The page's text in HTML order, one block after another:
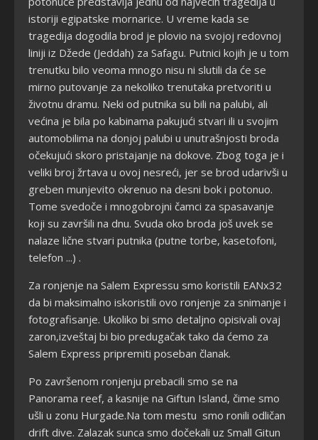
istoriji egipatske mornarice. U vreme kada se
tragedija dogodila brod je plovio na svojoj redovnoj
liniji iz Džede (Jeddah) za Safagu. Putnici kojih je u tom
trenutku bilo veoma mnogo nisu ni slutili da će se
mirno putovanje za nekoliko trenutaka pretvoriti u
životnu dramu. Neki od putnika su bili na palubi, ali
većina je bila po kabinama pakujući stvari ili u svojim
automobilima na donjoj palubi u unutrašnjosti broda
očekujući skoro pristajanje na dokove. Zbog toga je i
veliki broj žrtava u ovoj nesreći, jer se brod udarivši u
greben munjevito okrenuo na desni bok i potonuo.
Tome svedoče i mnogobrojni čamci za spasavanje
koji su završili na dnu. Svuda oko broda još uvek se
nalaze lične stvari putnika (putne torbe, kasetofoni,
telefon ...) .
Za ronjenje na Salem Expressu smo koristili EANx32
da bi maksimalno iskoristili ovo ronjenje za snimanje i
fotografisanje. Ukoliko bi smo detaljno opisivali ovaj
zaron,izveštaj bi bio predugačak tako da ćemo za
Salem Express pripremiti poseban članak.
Po završenom ronjenju prebacili smo se na
Panorama reef, a kasnije na Giftun Island, čime smo
ušli u zonu Hurgade.Na tom mestu smo ronili odličan
drift dive. Zalazak sunca smo dočekali uz Small Gitun